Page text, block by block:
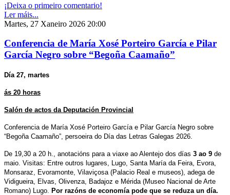
¡Deixa o primeiro comentario!
Ler máis...
Martes, 27 Xaneiro 2026 20:00
Conferencia de María Xosé Porteiro García e Pilar
García Negro sobre “Begoña Caamaño”
Día 27, martes
ás 20 horas
Salón de actos da Deputación Provincial
Conferencia de María Xosé Porteiro García e Pilar García Negro sobre
“Begoña Caamaño”, persoeira do Día das Letras Galegas 2026.
De 19,30 a 20 h., anotacións para a viaxe ao Alentejo dos días 3 ao 9 de
maio. Visitas: Entre outros lugares, Lugo, Santa María da Feira, Evora,
Monsaraz, Evoramonte, Vilaviçosa (Palacio Real e museos), adega de
Vidigueira, Elvas, Olivenza, Badajoz e Mérida (Museo Nacional de Arte
Romano) Lugo.
Por razóns de economía pode que se reduza un día.